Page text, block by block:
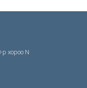
хороо N